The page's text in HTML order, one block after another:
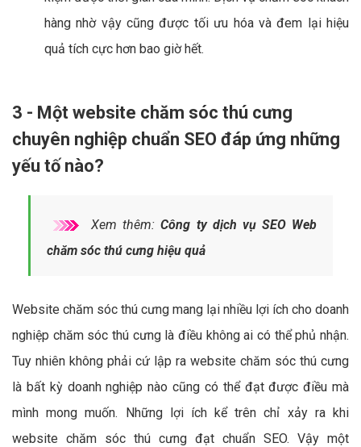
hàng nhờ vậy cũng được tối ưu hóa và đem lại hiệu
quả tích cực hơn bao giờ hết.
3 - Một website chăm sóc thú cưng
chuyên nghiệp chuẩn SEO đáp ứng những
yếu tố nào?
Xem thêm:Công ty dịch vụ SEO Web
chăm sóc thú cưng hiệu quả
Website chăm sóc thú cưng mang lại nhiều lợi ích cho doanh
nghiệp chăm sóc thú cưng là điều không ai có thể phủ nhận.
Tuy nhiên không phải cứ lập ra website chăm sóc thú cưng
là bất kỳ doanh nghiệp nào cũng có thể đạt được điều mà
mình mong muốn. Những lợi ích kể trên chỉ xảy ra khi
website chăm sóc thú cưng đạt chuẩn SEO. Vậy một